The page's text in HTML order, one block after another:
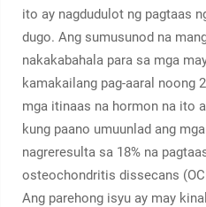
ito ay nagdudulot ng pagtaas
dugo. Ang sumusunod na
nakakabahala para sa mga
kamakailang pag-aaral noong
mga itinaas na hormon na ito
kung paano umuunlad ang
nagreresulta sa 18% na
osteochondritis dissecans
Ang parehong isyu ay may